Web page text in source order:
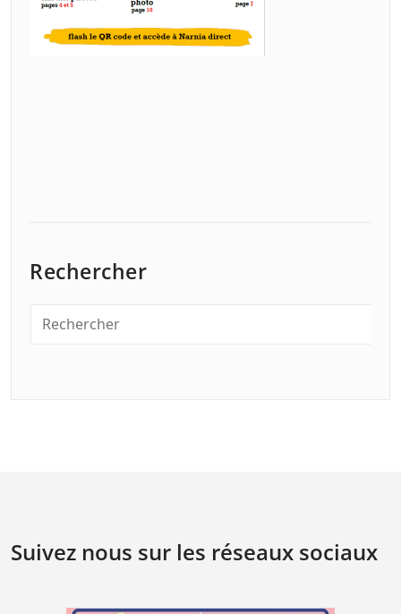
Rechercher
Suivez nous sur les réseaux sociaux